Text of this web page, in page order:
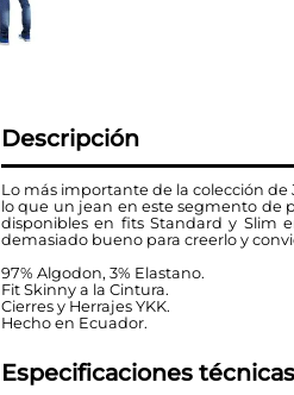
Descripción
Lo más importante de la colección de
lo que un jean en este segmento de
disponibles en fits Standard y Slim
demasiado bueno para creerlo y
97% Algodon, 3% Elastano.
Fit Skinny a la Cintura.
Cierres y Herrajes YKK.
Hecho en Ecuador.
Especificaciones técnicas